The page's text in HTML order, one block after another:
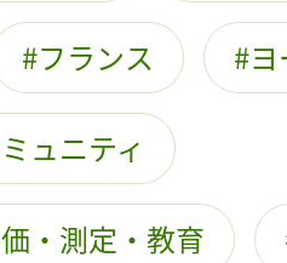
フランス
ュニティ
・測定・教育